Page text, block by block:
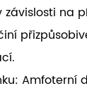
na
Amfoterní